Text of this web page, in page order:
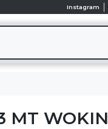
Instagram
MT WOKIN